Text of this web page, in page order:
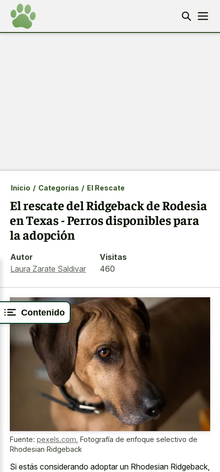
Contenido
Inicio / Categorías / El Rescate
El rescate del Ridgeback de Rodesia
en Texas - Perros disponibles para
la adopción
Autor
Laura Zarate Saldivar
Visitas
460
Fuente: pexels.com Fotografía de enfoque selectivo de
Rhodesian Ridgeback
Si estás considerando adoptar un Rhodesian Ridgeback,